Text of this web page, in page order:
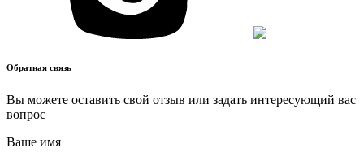
Обратная связь
Вы можете оставить свой отзыв или задать интересующий вас
вопрос
Ваше имя